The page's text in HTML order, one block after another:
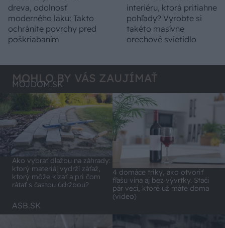
dreva, odolnosť
moderného laku: Takto
ochránite povrchy pred
poškriabaním
interiéru, ktorá pritiahne
pohľady? Vyrobte si
takéto masívne
orechové svietidlo
MOHLO BY VÁS ZAUJÍMAŤ
MÔJDOM.SK
Ako vybrať dlažbu na záhrady:
ktorý materiál vydrží záťaž,
ktorý môže kĺzať a pri čom
rátať s častou údržbou?
4 domáce triky, ako otvoriť
fľašu vína aj bez vývrtky. Stačí
pár vecí, ktoré už máte doma
(video)
ASB.SK